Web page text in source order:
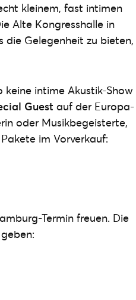
kleinem, fast intimen
Alte Kongresshalle in
die Gelegenheit zu bieten,
intime Akustik-Show
Guest auf der Europa-
oder Musikbegeisterte,
im Vorverkauf:
Termin freuen. Die